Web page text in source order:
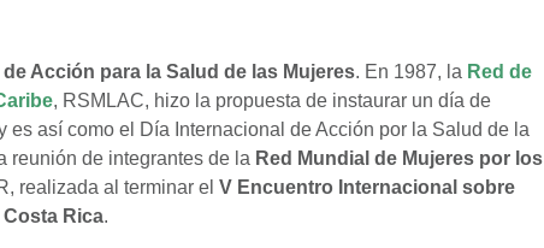
Acción para la Salud de las Mujeres. En 1987, la Red de
, RSMLAC, hizo la propuesta de instaurar un día de
así como el Día Internacional de Acción por la Salud de la
reunión de integrantes de la Red Mundial de Mujeres por los
realizada al terminar el V Encuentro Internacional sobre
Rica.